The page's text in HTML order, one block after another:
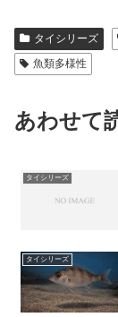
タイシリーズ
魚類多様性
あわせて
タイシリーズ
タイシリーズ